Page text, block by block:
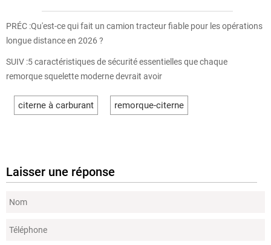
PRÉC :Qu'est-ce qui fait un camion tracteur fiable pour les opérations
longue distance en 2026 ?
SUIV :5 caractéristiques de sécurité essentielles que chaque
remorque squelette moderne devrait avoir
citerne à carburant remorque-citerne
Laisser une réponse